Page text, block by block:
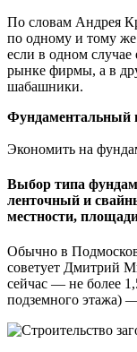
По словам Андрея
по одному и тому же
если в одном случае
рынке фирмы, а в
шабашники.
Фундаментальный
Экономить на
Выбор типа
ленточный и
местности,
Обычно в
советует Дмитрий
сейчас — не более
подземного этажа)